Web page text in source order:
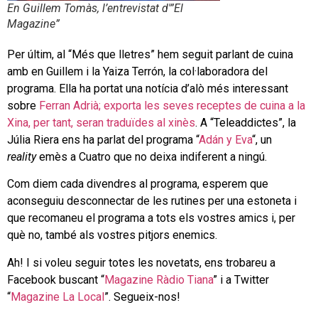
En Guillem Tomàs, l’entrevistat d'”El
Magazine”
Per últim, al “Més que lletres” hem seguit parlant de cuina
amb en Guillem i la Yaiza Terrón, la col·laboradora del
programa. Ella ha portat una notícia d’alò més interessant
sobre Ferran Adrià; exporta les seves receptes de cuina a la
Xina, per tant, seran traduïdes al xinès. A “Teleaddictes”, la
Júlia Riera ens ha parlat del programa “Adán y Eva“, un
realityemès a Cuatro que no deixa indiferent a ningú.
Com diem cada divendres al programa, esperem que
aconseguiu desconnectar de les rutines per una estoneta i
que recomaneu el programa a tots els vostres amics i, per
què no, també als vostres pitjors enemics.
Ah! I si voleu seguir totes les novetats, ens trobareu a
Facebook buscant “Magazine Ràdio Tiana” i a Twitter
“Magazine La Local”. Segueix-nos!